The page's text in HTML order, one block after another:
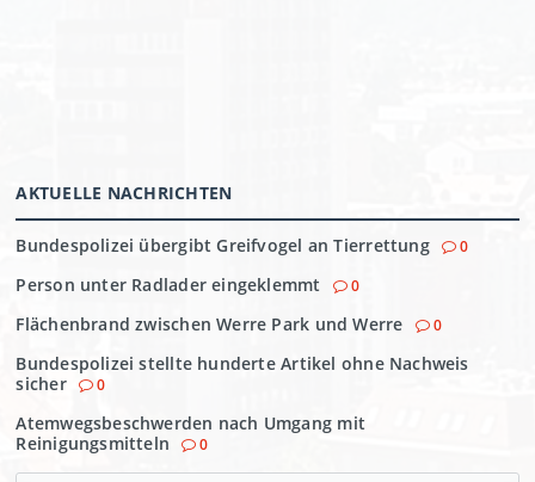
AKTUELLE NACHRICHTEN
Bundespolizei übergibt Greifvogel an Tierrettung 0
Person unter Radlader eingeklemmt 0
Flächenbrand zwischen Werre Park und Werre 0
Bundespolizei stellte hunderte Artikel ohne Nachweis
sicher
0
Atemwegsbeschwerden nach Umgang mit
Reinigungsmitteln
0